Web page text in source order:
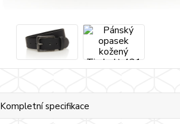
Kompletní specifikace